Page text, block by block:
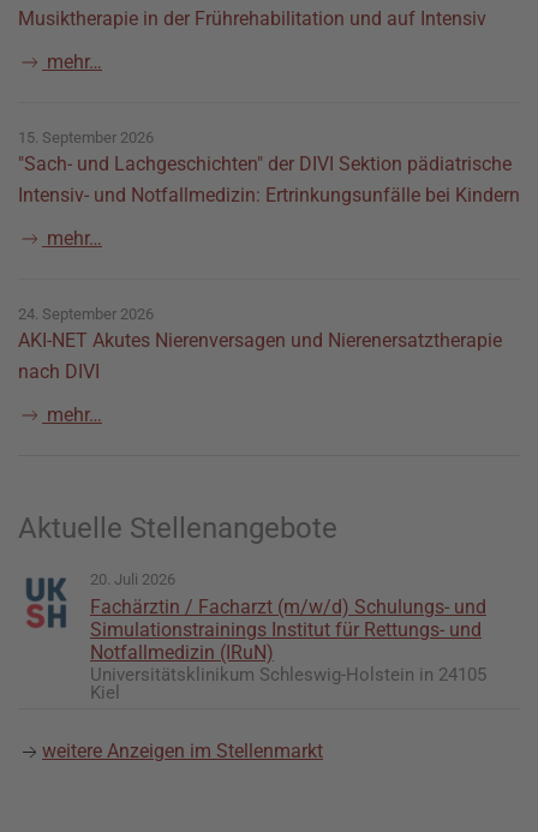
Musiktherapie in der Frührehabilitation und auf Intensiv
mehr…
15. September 2026
"Sach- und Lachgeschichten" der DIVI Sektion pädiatrische
Intensiv- und Notfallmedizin: Ertrinkungsunfälle bei Kindern
mehr…
24. September 2026
AKI-NET Akutes Nierenversagen und Nierenersatztherapie
nach DIVI
mehr…
Aktuelle Stellenangebote
20. Juli 2026
Fachärztin / Facharzt (m/w/d) Schulungs- und
Simulationstrainings Institut für Rettungs- und
Notfallmedizin (IRuN)
Universitätsklinikum Schleswig-Holstein in 24105
Kiel
weitere Anzeigen im Stellenmarkt